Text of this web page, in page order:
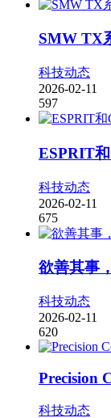
SMW TX
科技动态
2026-02-11
597
ESPRIT
科技动态
2026-02-11
675
欲善其事
科技动态
2026-02-11
620
Precision
科技动态